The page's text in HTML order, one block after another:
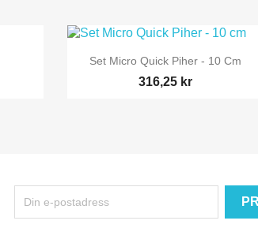
 Snabbvy
Set Micro Quick Piher - 10 Cm
316,25 kr